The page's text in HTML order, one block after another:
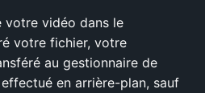
votre vidéo dans le
votre fichier, votre
au gestionnaire de
en arrière-plan, sauf